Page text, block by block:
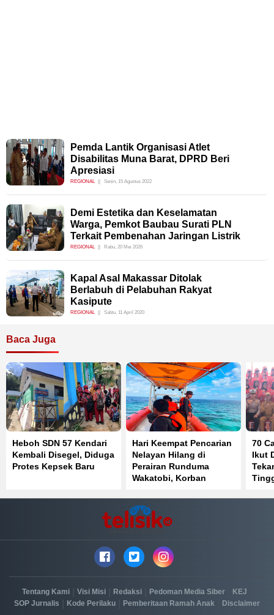
Pemda Lantik Organisasi Atlet
Disabilitas Muna Barat, DPRD Beri
Apresiasi
REGIONAL Senin, 15 Agustus 2022
Demi Estetika dan Keselamatan
Warga, Pemkot Baubau Surati PLN
Terkait Pembenahan Jaringan Listrik
REGIONAL Rabu, 20 Mei 2026
Kapal Asal Makassar Ditolak
Berlabuh di Pelabuhan Rakyat
Kasipute
REGIONAL Sabtu, 11 April 2020
Baca Juga
Heboh SDN 57 Kendari
Kembali Disegel, Diduga
Protes Kepsek Baru
Hari Keempat Pencarian
Nelayan Hilang di
Perairan Runduma
Wakatobi, Korban
70
Ikut
Tentang Kami Visi Misi Redaksi Pedoman Media Siber KEJ
SOP Jurnalis Kode Perilaku Pemberitaan Ramah Anak Disclaimer